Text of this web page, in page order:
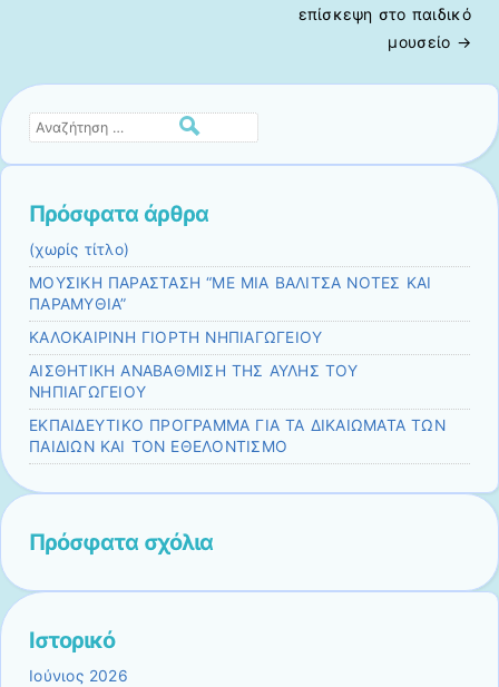
επίσκεψη στο παιδικό
μουσείο →
Αναζήτηση
Πρόσφατα άρθρα
(χωρίς τίτλο)
ΜΟΥΣΙΚΗ ΠΑΡΑΣΤΑΣΗ “ΜΕ ΜΙΑ ΒΑΛΙΤΣΑ ΝΟΤΕΣ ΚΑΙ
ΠΑΡΑΜΥΘΙΑ”
ΚΑΛΟΚΑΙΡΙΝΗ ΓΙΟΡΤΗ ΝΗΠΙΑΓΩΓΕΙΟΥ
ΑΙΣΘΗΤΙΚΗ ΑΝΑΒΑΘΜΙΣΗ ΤΗΣ ΑΥΛΗΣ ΤΟΥ
ΝΗΠΙΑΓΩΓΕΙΟΥ
EKΠΑΙΔΕΥΤΙΚΟ ΠΡΟΓΡΑΜΜΑ ΓΙΑ ΤΑ ΔΙΚΑΙΩΜΑΤΑ ΤΩΝ
ΠΑΙΔΙΩΝ ΚΑΙ ΤΟΝ ΕΘΕΛΟΝΤΙΣΜΟ
Πρόσφατα σχόλια
Ιστορικό
Ιούνιος 2026